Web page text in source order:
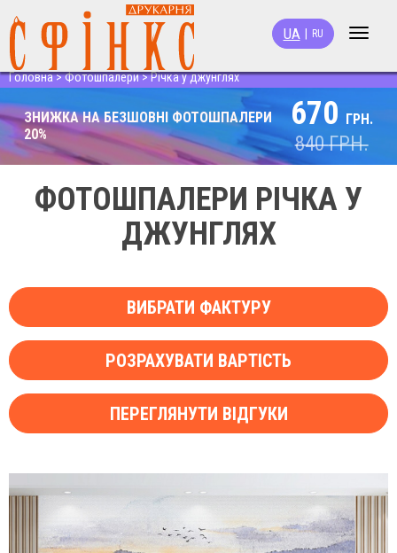
Toggle
UA RU
Головна>Фотошпалери>Річка у джунглях
ЗНИЖКА НА БЕЗШОВНІ ФОТОШПАЛЕРИ
20%
670 ГРН.
840ГРН.
ФОТОШПАЛЕРИ РІЧКА У
ДЖУНГЛЯХ
ВИБРАТИ ФАКТУРУ
РОЗРАХУВАТИ ВАРТІСТЬ
ПЕРЕГЛЯНУТИ ВІДГУКИ